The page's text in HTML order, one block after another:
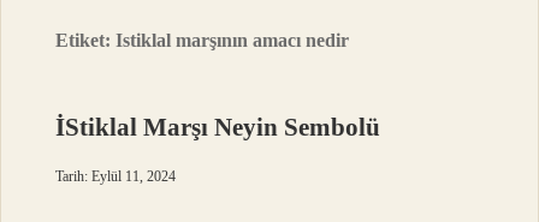
Etiket:Istiklal marşının amacı nedir
İStiklal Marşı Neyin Sembolü
Tarih: Eylül 11, 2024